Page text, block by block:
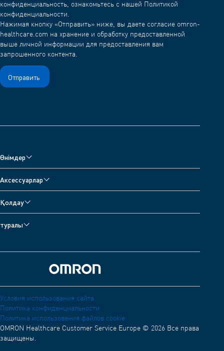
конфиденциальность, ознакомьтесь с нашей Политикой
конфиденциальности.
Нажимая кнопку «Отправить» ниже, вы даете согласие omron-
healthcare.com на хранение и обработку предоставленной
выше личной информации для предоставления вам
запрошенного контента.
Өнімдер
Небулайзеры, детектор дыхания и оксиметр
Термометры
Аксессуарлар
Аксессуары для небулайзера
Аксессуары для термометров
Қолдау
Электромагнитная совместимость (ЭМС)
Декларация соответствия ЕС (DoC)
туралы
Академия OMRON
Условия использования OMRON для внешнего обмена
информацией
Распределительная сеть
Условия использования сайта
Политика конфиденциальности
Политика использования файлов cookie
OMRON Healthcare Customer Service Europe © 2026 Все права
защищены.